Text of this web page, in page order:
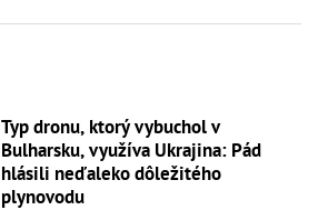
Typ dronu, ktorý vybuchol v
Bulharsku, využíva Ukrajina: Pád
hlásili neďaleko dôležitého
plynovodu